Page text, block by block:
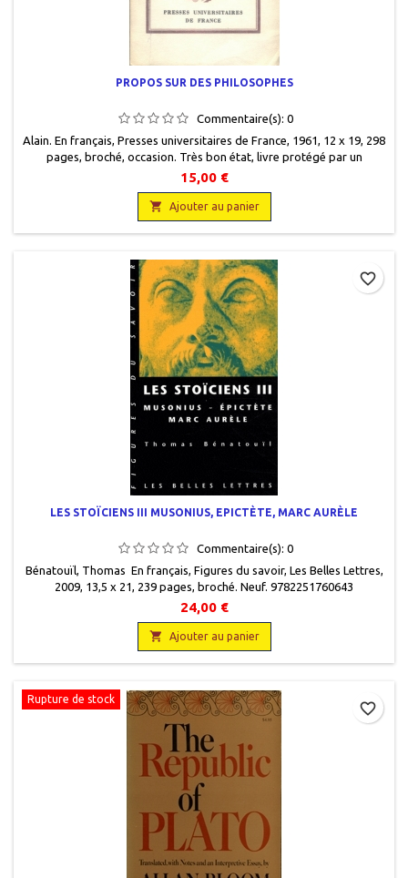
PROPOS SUR DES PHILOSOPHES
Commentaire(s): 0
Alain. En français, Presses universitaires de France, 1961, 12 x 19, 298
pages, broché, occasion. Très bon état, livre protégé par un
plastique. En partie non coupé.
15,00 €
 Ajouter au panier
LES STOÏCIENS III MUSONIUS, EPICTÈTE, MARC AURÈLE
Commentaire(s): 0
Bénatouïl, Thomas En français, Figures du savoir, Les Belles Lettres,
2009, 13,5 x 21, 239 pages, broché. Neuf. 9782251760643
24,00 €
 Ajouter au panier
favorite_border
Rupture de stock
favorite_border